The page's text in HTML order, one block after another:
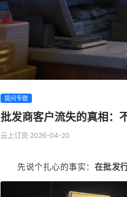
提问专题
批发商客户流失的真相：
云上订货·2026-04-20
先说个扎心的事实： 在批发